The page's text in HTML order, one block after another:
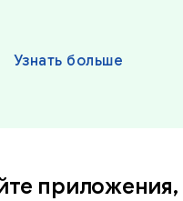
Узнать больше
приложения,